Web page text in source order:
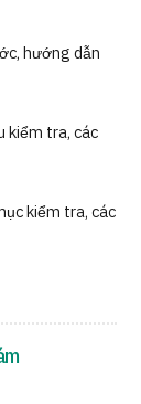
hướng dẫn
kiểm tra, các
kiểm tra, các